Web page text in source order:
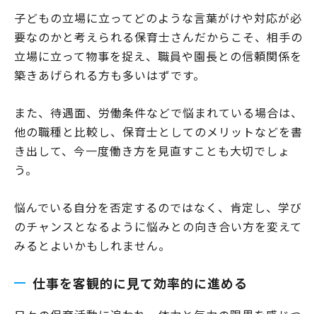
子どもの立場に立ってどのような言葉がけや対応が必
要なのかと考えられる保育士さんだからこそ、相手の
立場に立って物事を捉え、職員や園長との信頼関係を
築きあげられる方も多いはずです。
また、待遇面、労働条件などで悩まれている場合は、
他の職種と比較し、保育士としてのメリットなどを書
き出して、今一度働き方を見直すことも大切でしょ
う。
悩んでいる自分を否定するのではなく、肯定し、学び
のチャンスとなるように悩みとの向き合い方を変えて
みるとよいかもしれません。
仕事を客観的に見て効率的に進める